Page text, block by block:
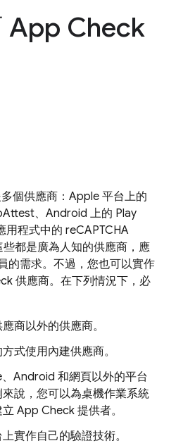
App Check
個供應商：Apple 平台上的
、Android 上的 Play
程式中的 reCAPTCHA
些都是廣為人知的供應商，應
的需求。不過，您也可以實作
供應商。在下列情況下，必
商以外的供應商。
式使用內建供應商。
Android 和網頁以外的平台
說，您可以為桌機作業系統
立 App Check 提供者。
實作自己的驗證技術。